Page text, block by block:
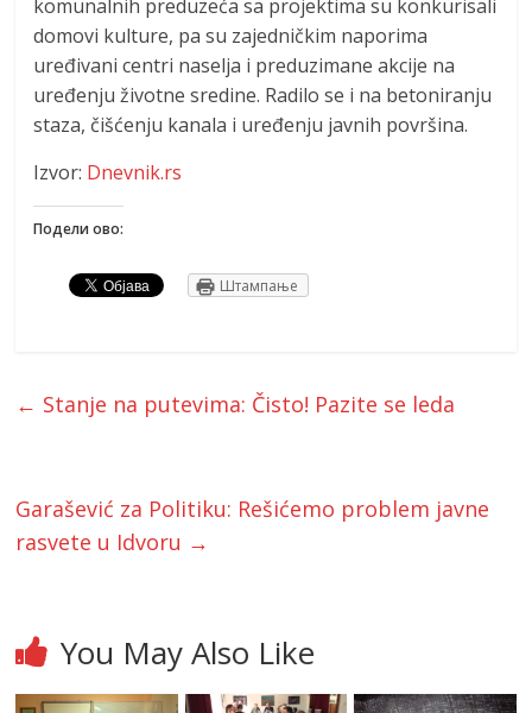
komunalnih preduzeća sa projektima su konkurisali
domovi kulture, pa su zajedničkim naporima
uređivani centri naselja i preduzimane akcije na
uređenju životne sredine. Radilo se i na betoniranju
staza, čišćenju kanala i uređenju javnih površina.
Izvor: Dnevnik.rs
Подели ово:
Штампање
← Stanje na putevima: Čisto! Pazite se leda
Garašević za Politiku: Rešićemo problem javne
rasvete u Idvoru →
You May Also Like